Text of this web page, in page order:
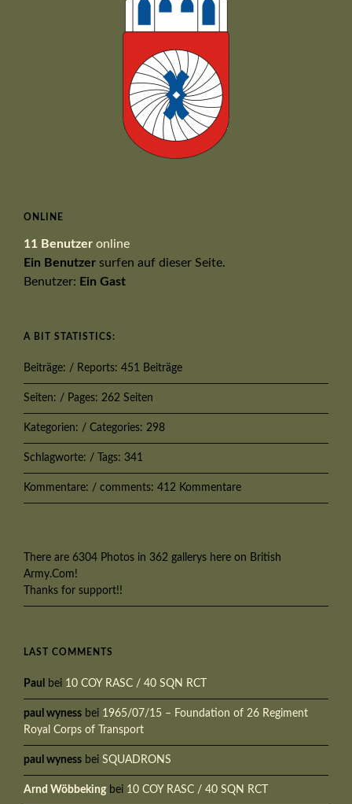
ONLINE
11 Benutzer online
Ein Benutzer surfen auf dieser Seite.
Benutzer: Ein Gast
A BIT STATISTICS:
Beiträge: / Reports: 451 Beiträge
Seiten: / Pages: 262 Seiten
Kategorien: / Categories: 298
Schlagworte: / Tags: 341
Kommentare: / comments: 412 Kommentare
There are 6304 Photos in 362 gallerys here on British
Army.Com!
Thanks for support!!
LAST COMMENTS
Paul bei 10 COY RASC / 40 SQN RCT
paul wyness bei 1965/07/15 – Foundation of 26 Regiment
Royal Corps of Transport
paul wyness bei SQUADRONS
Arnd Wöbbekingbei 10 COY RASC / 40 SQN RCT